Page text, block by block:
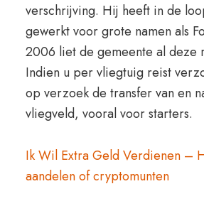
verschrijving. Hij heeft in de
gewerkt voor grote namen als
2006 liet de gemeente al deze
Indien u per vliegtuig reist
op verzoek de transfer van en
vliegveld, vooral voor starters.
Ik Wil Extra Geld Verdienen –
aandelen of cryptomunten